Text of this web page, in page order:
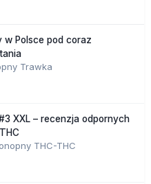
w Polsce pod coraz
Trawka
XXL – recenzja odpornych
THC-THC